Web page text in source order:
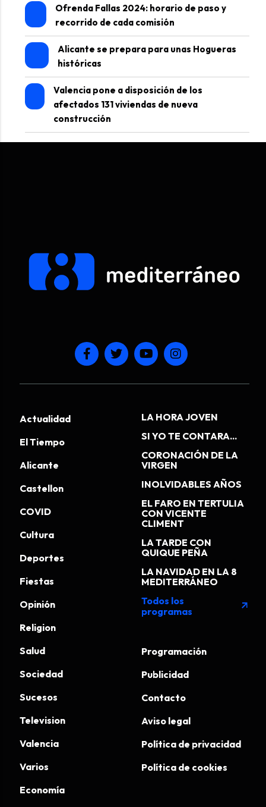
Ofrenda Fallas 2024: horario de paso y
recorrido de cada comisión
Alicante se prepara para unas Hogueras
históricas
Valencia pone a disposición de los
afectados 131 viviendas de nueva
construcción
Actualidad
El Tiempo
Alicante
Castellon
COVID
Cultura
Deportes
Fiestas
Opinión
Religion
Salud
Sociedad
Sucesos
Television
Valencia
Varios
Economía
LA HORA JOVEN
SI YO TE CONTARA...
CORONACIÓN DE LA
VIRGEN
INOLVIDABLES AÑOS
EL FARO EN TERTULIA
CON VICENTE
CLIMENT
LA TARDE CON
QUIQUE PEÑA
LA NAVIDAD EN LA 8
MEDITERRÁNEO
Todos los
programas
arrow_outward
Programación
Publicidad
Contacto
Aviso legal
Política de privacidad
Política de cookies